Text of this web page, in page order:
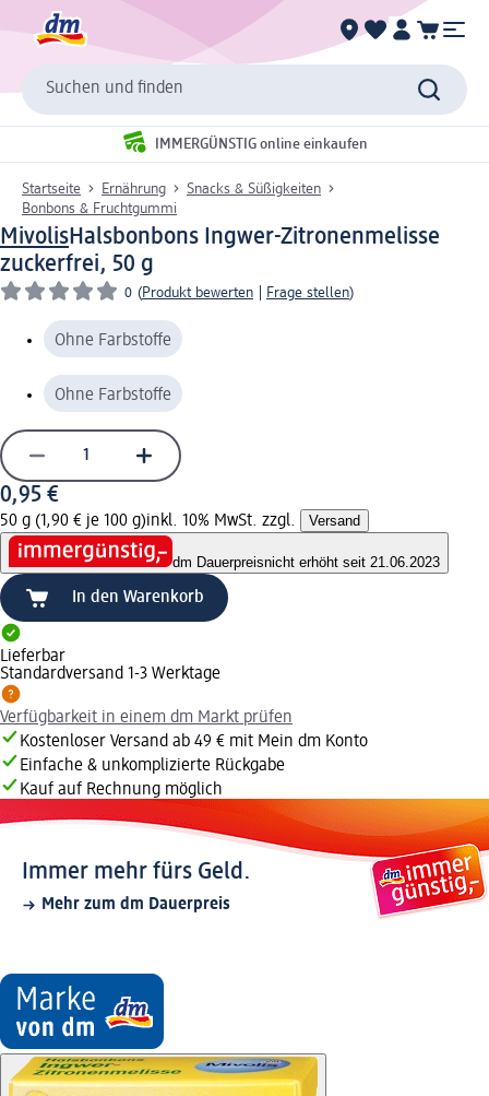
Suchen und finden
IMMERGÜNSTIG online einkaufen
Startseite Ernährung
Snacks & Süßigkeiten
Bonbons & Fruchtgummi
MivolisHalsbonbons Ingwer-Zitronenmelisse
zuckerfrei, 50 g
0 (Produkt bewerten Frage stellen)
Ohne Farbstoffe
Ohne Farbstoffe
0,95 €
50 g (1,90 € je 100 g)inkl. 10% MwSt. zzgl. Versand
dm Dauerpreisnicht erhöht seit 21.06.2023
In den Warenkorb
Lieferbar
Standardversand 1-3 Werktage
Verfügbarkeit in einem dm Markt prüfen
Kostenloser Versand ab 49 € mit Mein dm Konto
Einfache & unkomplizierte Rückgabe
Kauf auf Rechnung möglich
Immer mehr fürs Geld.
Mehr zum dm Dauerpreis